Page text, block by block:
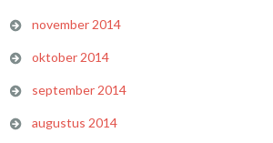
november 2014
oktober 2014
september 2014
augustus 2014